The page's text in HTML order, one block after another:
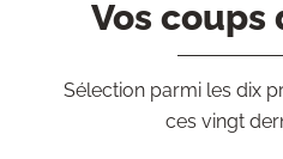
Vos coups
Sélection parmi les dix
ces vingt